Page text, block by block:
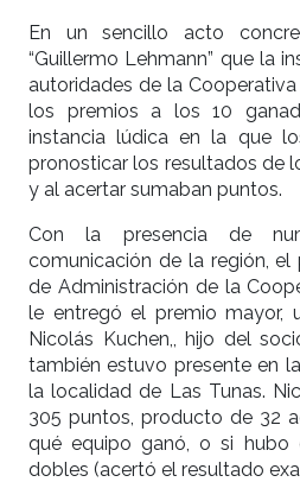
En un sencillo acto
“Guillermo Lehmann” que la
autoridades de la
los premios a los 10
instancia lúdica en la que
pronosticar los resultados de
y al acertar sumaban puntos.
Con la presencia de
comunicación de la región, el
de Administración de la
le entregó el premio mayor,
Nicolás Kuchen,, hijo del
también estuvo presente en
la localidad de Las Tunas.
305 puntos, producto de 32
qué equipo ganó, o si hubo
dobles (acertó el resultado